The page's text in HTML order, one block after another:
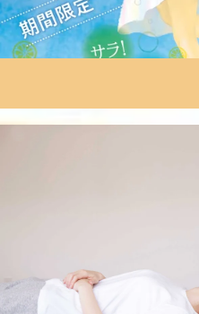
営業時間:11時～20時
〒206-0802
WEB予約する
夏季限定☆爽快ヘッド
こんにちは!Re.Ra.Ku 京王稲
高いですね!そこまで気温が
ます、、そろそろ夏も間も
2026.06.30